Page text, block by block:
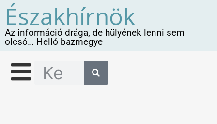
Északhírnök
Az információ drága, de hülyének lenni sem
olcsó… Helló bazmegye